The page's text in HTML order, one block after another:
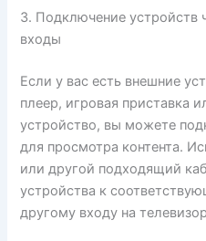
3. Подключение устройств
входы
Если у вас есть внешние
плеер, игровая приставка
устройство, вы можете
для просмотра контента.
или другой подходящий
устройства к
другому входу на